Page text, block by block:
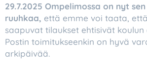
29.7.2025 Ompelimossa on nyt
ruuhkaa, että emme voi taata,
saapuvat tilaukset ehtisivät koulun
Postin toimitukseenkin on hyvä
arkipäivää.